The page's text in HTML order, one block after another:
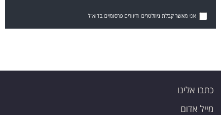
אני מאשר קבלת ניוזלטרים ודיוורים פרסומיים בדוא"ל
כתבו אלינו
מייל אדום